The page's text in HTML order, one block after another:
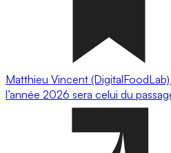
Matthieu Vincent
l’année 2026 sera celui du